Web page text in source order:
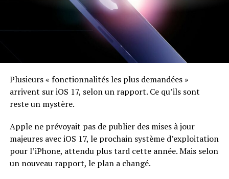
Plusieurs « fonctionnalités les plus demandées »
arrivent sur iOS 17, selon un rapport. Ce qu’ils sont
reste un mystère.
Apple ne prévoyait pas de publier des mises à jour
majeures avec iOS 17, le prochain système d’exploitation
pour l’iPhone, attendu plus tard cette année. Mais selon
un nouveau rapport, le plan a changé.